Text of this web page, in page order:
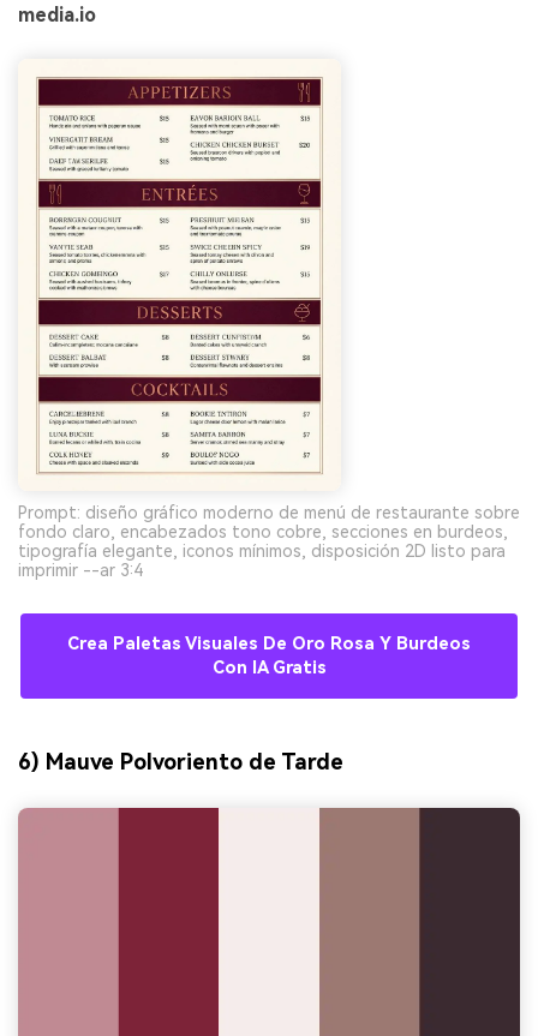
media.io
Prompt: diseño gráfico moderno de menú de restaurante sobre
fondo claro, encabezados tono cobre, secciones en burdeos,
tipografía elegante, iconos mínimos, disposición 2D listo para
imprimir --ar 3:4
Crea Paletas Visuales De Oro Rosa Y Burdeos
Con IA Gratis
6) Mauve Polvoriento de Tarde